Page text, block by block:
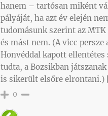
hanem – tartósan miként
pályáját, ha azt év elején
tudomásunk szerint az
és mást nem. (A vicc
Honvéddal kapott
tudta, a Bozsikban
is sikerült elsőre elrontani.)
0